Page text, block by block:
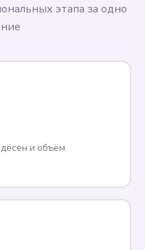
этапа за одно
и объём